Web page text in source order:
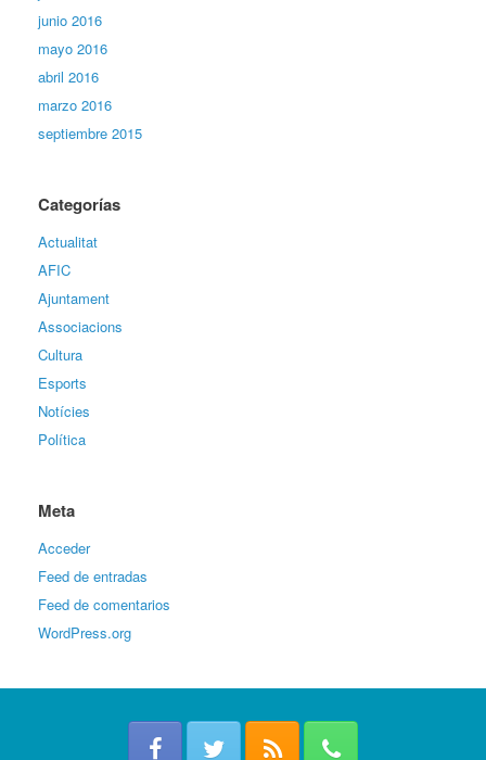
junio 2016
mayo 2016
abril 2016
marzo 2016
septiembre 2015
Categorías
Actualitat
AFIC
Ajuntament
Associacions
Cultura
Esports
Notícies
Política
Meta
Acceder
Feed de entradas
Feed de comentarios
WordPress.org